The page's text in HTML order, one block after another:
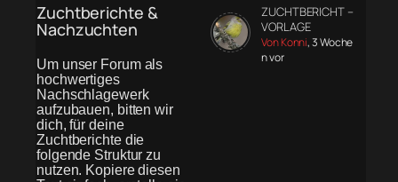
Zuchtberichte &
Nachzuchten
Um unser Forum als
hochwertiges
Nachschlagewerk
aufzubauen, bitten wir
dich, für deine
Zuchtberichte die
folgende Struktur zu
nutzen. Kopiere diesen
ZUCHTBERICHT –
VORLAGE
Von Konni, 3 Woche
n vor